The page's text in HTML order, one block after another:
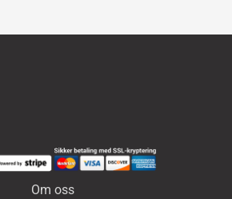
Om oss